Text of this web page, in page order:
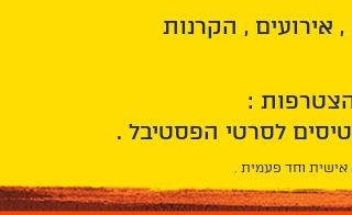
אירועים , הקרנות
:
וחד פעמית .